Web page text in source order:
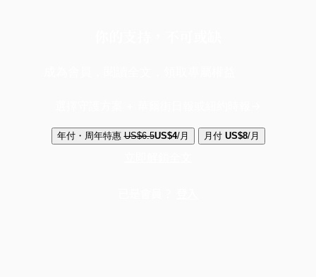
年付・周年特惠 US$6.5US$4/月 月付 US$8/月